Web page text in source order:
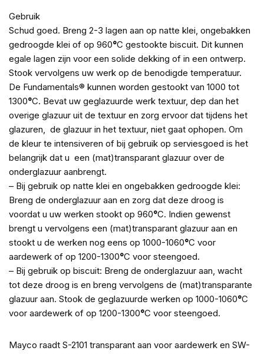
Gebruik
Schud goed. Breng 2-3 lagen aan op natte klei, ongebakken
gedroogde klei of op 960°C gestookte biscuit. Dit kunnen
egale lagen zijn voor een solide dekking of in een ontwerp.
Stook vervolgens uw werk op de benodigde temperatuur.
De Fundamentals® kunnen worden gestookt van 1000 tot
1300°C. Bevat uw geglazuurde werk textuur, dep dan het
overige glazuur uit de textuur en zorg ervoor dat tijdens het
glazuren, de glazuur in het textuur, niet gaat ophopen. Om
de kleur te intensiveren of bij gebruik op serviesgoed is het
belangrijk dat u een (mat)transparant glazuur over de
onderglazuur aanbrengt.
– Bij gebruik op natte klei en ongebakken gedroogde klei:
Breng de onderglazuur aan en zorg dat deze droog is
voordat u uw werken stookt op 960°C. Indien gewenst
brengt u vervolgens een (mat)transparant glazuur aan en
stookt u de werken nog eens op 1000-1060°C voor
aardewerk of op 1200-1300°C voor steengoed.
– Bij gebruik op biscuit: Breng de onderglazuur aan, wacht
tot deze droog is en breng vervolgens de (mat)transparante
glazuur aan. Stook de geglazuurde werken op 1000-1060°C
voor aardewerk of op 1200-1300°C voor steengoed.
Mayco raadt S-2101 transparant aan voor aardewerk en SW-